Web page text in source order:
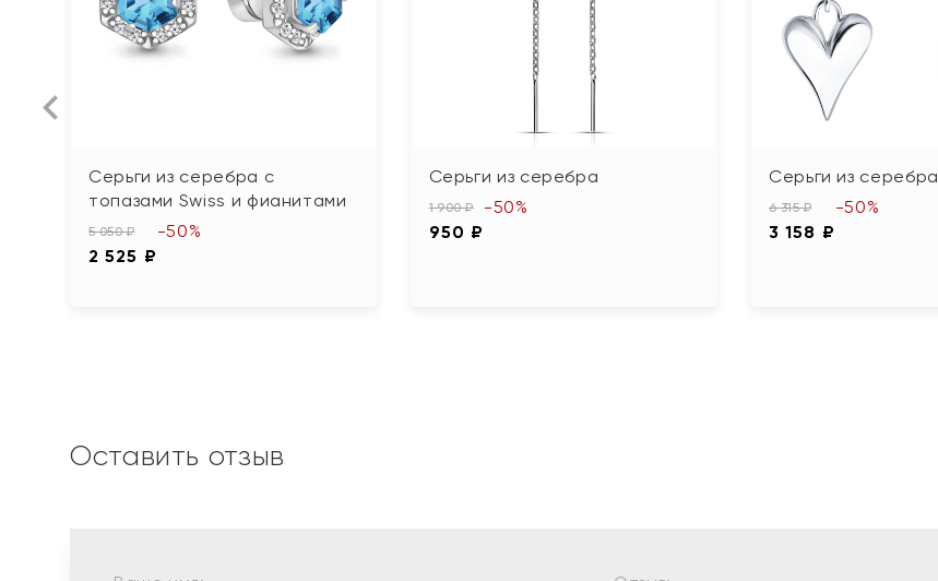
Серьги из серебра с
топазами Swiss и фианитами
5 050 ₽
2 525 ₽
-50%
Серьги из серебра
1 900 ₽
950 ₽
-50%
Серьги из серебра
6 315 ₽
3 158 ₽
-50%
Оставить отзыв